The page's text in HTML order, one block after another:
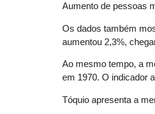
Aumento de pessoas
Os dados também
aumentou 2,3%,
Ao mesmo tempo, a
em 1970. O indicador
Tóquio apresenta a